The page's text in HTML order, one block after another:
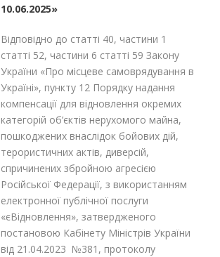
10.06.2025»
Відповідно до статті 40, частини 1
статті 52, частини 6 статті 59 Закону
України «Про місцеве самоврядування в
Україні», пункту 12 Порядку надання
компенсації для відновлення окремих
категорій об’єктів нерухомого майна,
пошкоджених внаслідок бойових дій,
терористичних актів, диверсій,
спричинених збройною агресією
Російської Федерації, з використанням
електронної публічної послуги
«єВідновлення», затвердженого
постановою Кабінету Міністрів України
від 21.04.2023 №381, протоколу